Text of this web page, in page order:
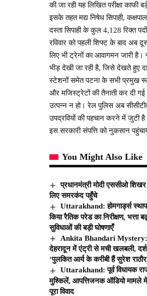
की जा रही यह लिखित परीक्षा काफी
इसके तहत मद्य निषेध सिपाही,
दस्ता सिपाही के कुल 4,128 रिक्त पदों
रविवार को पहली शिफ्ट के बाद अब
लिए भी ट्रेनों का आवागमन जारी है।
भीड़ देखी जा रही है, जिसे देखते हुए
स्टेशनों समेत पटना के सभी प्रमुख
और मजिस्ट्रेटों की तैनाती कर दी गई है
उत्पन्न न हो। रेल पुलिस अब
उपद्रवियों की पहचान करने में जुटी
इस सरकारी संपत्ति को नुकसान
You Might Also Like
प्रधानमंत्री मोदी एससीओ
लिए समरकंद पहुँचे
Uttarakhand: होमगार्ड्स
किया रैतिक परेड का निरीक्षण, भत्ता
सुविधाओं की बड़ी घोषणाएँ
Ankita Bhandari Mystery:
देहरादून में एंट्री से मची खलबली,
‘पुलकित आर्य के करीबी हैं सुरेश
Uttarakhand: पूर्व विधायक
मुश्किलें, आपत्तिजनक ऑडियो मामले
पूरा विवाद